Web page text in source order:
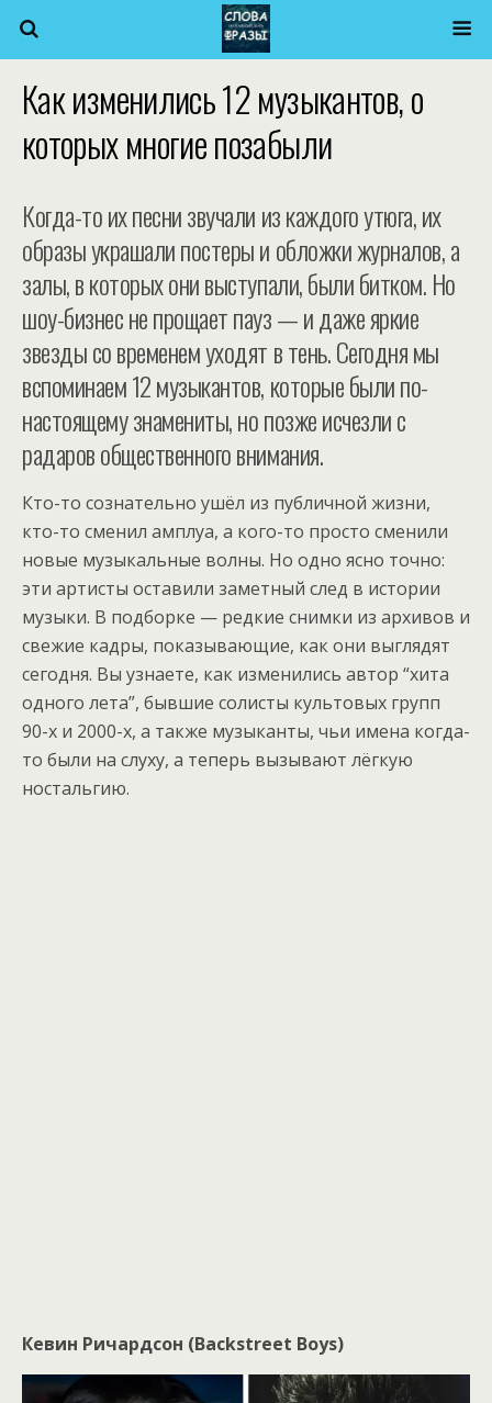
Как изменились 12 музыкантов, о
которых многие позабыли
Когда-то их песни звучали из каждого утюга, их
образы украшали постеры и обложки журналов, а
залы, в которых они выступали, были битком. Но
шоу-бизнес не прощает пауз — и даже яркие
звезды со временем уходят в тень. Сегодня мы
вспоминаем 12 музыкантов, которые были по-
настоящему знамениты, но позже исчезли с
радаров общественного внимания.
Кто-то сознательно ушёл из публичной жизни,
кто-то сменил амплуа, а кого-то просто сменили
новые музыкальные волны. Но одно ясно точно:
эти артисты оставили заметный след в истории
музыки. В подборке — редкие снимки из архивов и
свежие кадры, показывающие, как они выглядят
сегодня. Вы узнаете, как изменились автор “хита
одного лета”, бывшие солисты культовых групп
90-х и 2000-х, а также музыканты, чьи имена когда-
то были на слуху, а теперь вызывают лёгкую
ностальгию.
Кевин Ричардсон (Backstreet Boys)